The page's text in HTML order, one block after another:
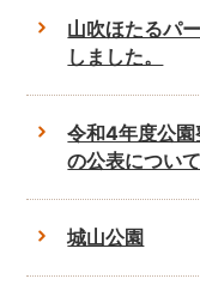
山吹ほたるパ
しました。
令和4年度公
の公表について
城山公園